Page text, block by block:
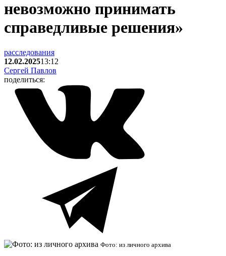
невозможно принимать
справедливые решения»
расследования
12.02.202513:12
Сергей Павлов
поделиться:
Фото: из личного архива